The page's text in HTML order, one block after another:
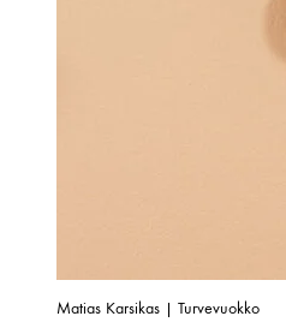
Matias Karsikas | Turvevuokko